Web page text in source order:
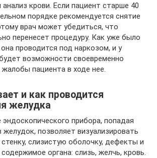
крови. Если пациент старше 40
порядке рекомендуется снятие
врач может убедиться, что
перенесет процедуру. Как уже было
проводится под наркозом, и у
возможности своевременно
жалобы пациента в ходе нее.
и как проводится
желудка
прибора, попадая
позволяет визуализировать
слизистую оболочку, дефекты и
органа: слизь, желчь, кровь.